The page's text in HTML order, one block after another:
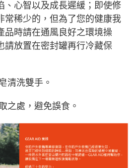
、心智以及成長遲緩；即使修
常稀少的，但為了您的健康我
品時請在通風良好之環境操
請放置在密封罐再行冷藏保
清洗雙手。
之處，避免誤食。